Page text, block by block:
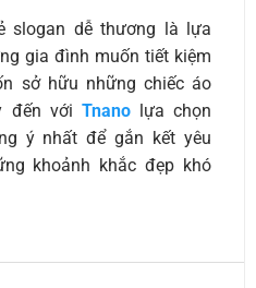
slogan dễ thương là lựa
gia đình muốn tiết kiệm
sở hữu những chiếc áo
đến với Tnanolựa chọn
ý nhất để gắn kết yêu
khoảnh khắc đẹp khó